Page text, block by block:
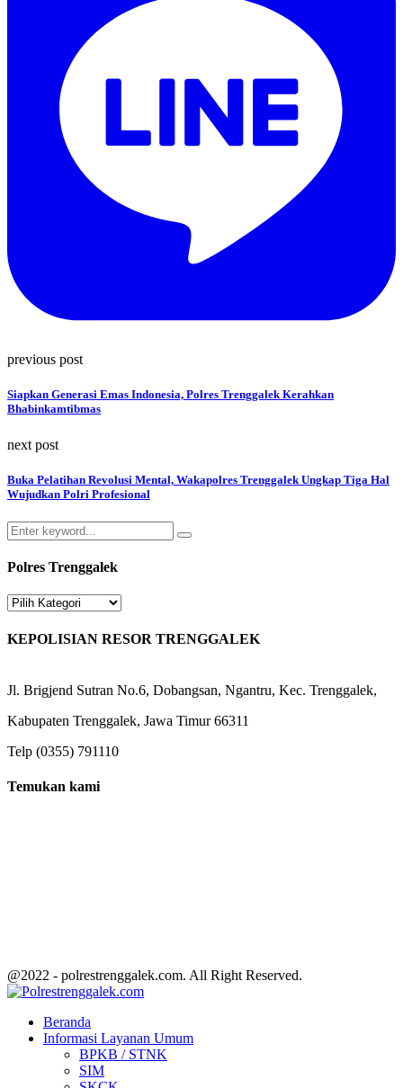
previous post
Siapkan Generasi Emas Indonesia, Polres Trenggalek Kerahkan
Bhabinkamtibmas
next post
Buka Pelatihan Revolusi Mental, Wakapolres Trenggalek Ungkap Tiga Hal
Wujudkan Polri Profesional
Search
for:
Search
Polres Trenggalek
Polres
KEPOLISIAN RESOR TRENGGALEK
Jl. Brigjend Sutran No.6, Dobangsan, Ngantru, Kec. Trenggalek,
Kabupaten Trenggalek, Jawa Timur 66311
Telp (0355) 791110
Temukan kami
@2022 - polrestrenggalek.com. All Right Reserved.
Beranda
Informasi Layanan Umum
BPKB / STNK
SIM